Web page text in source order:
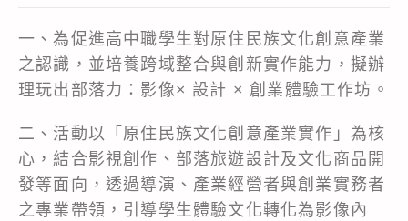
一、為促進高中職學生對原住民族文化創意產業
之認識，並培養跨域整合與創新實作能力，擬辦
理玩出部落力：影像× 設計 × 創業體驗工作坊。
二、活動以「原住民族文化創意產業實作」為核
心，結合影視創作、部落旅遊設計及文化商品開
發等面向，透過導演、產業經營者與創業實務者
之專業帶領，引導學生體驗文化轉化為影像內